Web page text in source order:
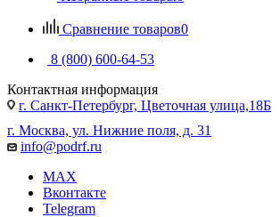
Сравнение товаров0
8 (800) 600-64-53
Контактная информация
г. Санкт-Петербург, Цветочная улица,18Б
г. Москва, ул. Нижние поля, д. 31
info@podrf.ru
MAX
Вконтакте
Telegram